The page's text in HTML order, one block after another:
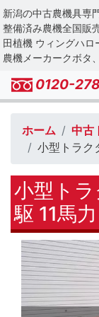
新潟の中古農機具専
整備済み農機全国販
田植機 ウィングハロ
農機メーカークボタ
0120-
ホーム 中古
小型トラク
小型ト
駆 11馬